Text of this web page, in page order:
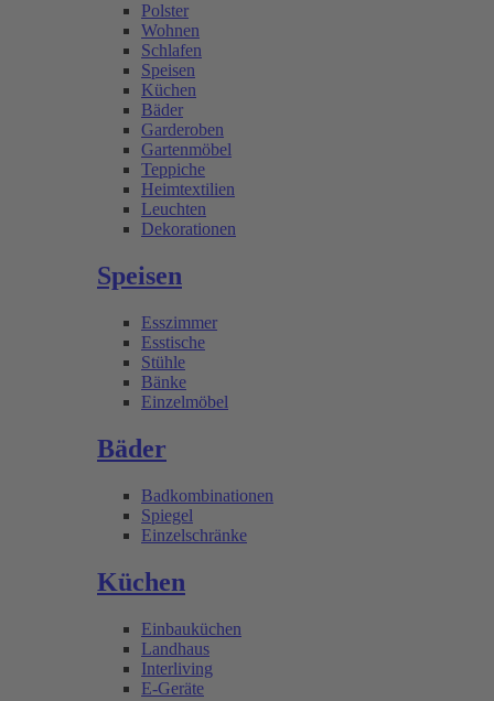
Polster
Wohnen
Schlafen
Speisen
Küchen
Bäder
Garderoben
Gartenmöbel
Teppiche
Heimtextilien
Leuchten
Dekorationen
Speisen
Esszimmer
Esstische
Stühle
Bänke
Einzelmöbel
Bäder
Badkombinationen
Spiegel
Einzelschränke
Küchen
Einbauküchen
Landhaus
Interliving
E-Geräte